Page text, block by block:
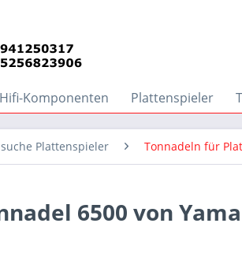
Hifi-Komponenten Plattenspieler
Plattenspieler Tonnadeln für
6500 von